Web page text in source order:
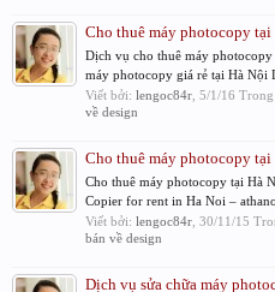
Cho thuê máy photocopy
Dịch vụ cho thuê máy
máy photocopy giá rẻ tại Hà Nội
Viết bởi: lengoc84r 5/1/16 Trong
về design
Cho thuê máy photocopy
Cho thuê máy photocopy tại Hà
Copier for rent in Ha Noi –
Viết bởi: lengoc84r 30/11/15
bán về design
Dịch vụ sửa chữa máy